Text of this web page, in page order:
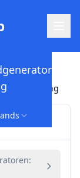
Vergelijking